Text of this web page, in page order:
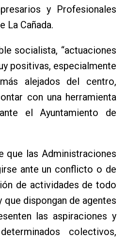
y Profesionales
La Cañada.
socialista, “actuaciones
positivas, especialmente
alejados del centro,
con una herramienta
el Ayuntamiento de
que las Administraciones
ante un conflicto o de
de actividades de todo
que dispongan de agentes
las aspiraciones y
colectivos,